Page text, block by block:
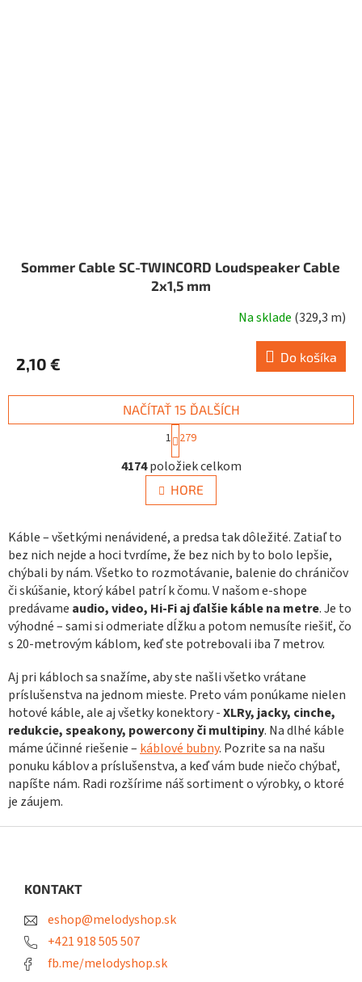
Sommer Cable SC-TWINCORD Loudspeaker Cable
2x1,5 mm
Na sklade (329,3 m)
2,10 € Do košíka
O
v
l
á
a
c
i
e
p
r
v
k
y
v
ý
p
i
s
u
NAČÍTAŤ 15 ĎALŠÍCH
S
t
r
á
n
k
a
n
i
e
1 279
4174položiek celkom
HORE
Káble – všetkými nenávidené, a predsa tak dôležité. Zatiaľ to
bez nich nejde a hoci tvrdíme, že bez nich by to bolo lepšie,
chýbali by nám. Všetko to rozmotávanie, balenie do chráničov
či skúšanie, ktorý kábel patrí k čomu. V našom e-shope
predávame audio, video, Hi-Fi aj ďalšie káble na metre. Je to
výhodné – sami si odmeriate dĺžku a potom nemusíte riešiť, čo
s 20-metrovým káblom, keď ste potrebovali iba 7 metrov.
Aj pri kábloch sa snažíme, aby ste našli všetko vrátane
príslušenstva na jednom mieste. Preto vám ponúkame nielen
hotové káble, ale aj všetky konektory -XLRy, jacky, cinche,
redukcie, speakony, powercony či multipiny. Na dlhé káble
máme účinné riešenie – káblové bubny. Pozrite sa na našu
ponuku káblov a príslušenstva, a keď vám bude niečo chýbať,
napíšte nám. Radi rozšírime náš sortiment o výrobky, o ktoré
je záujem.
KONTAKT
eshop@melodyshop.sk
+421 918 505 507
fb.me/melodyshop.sk